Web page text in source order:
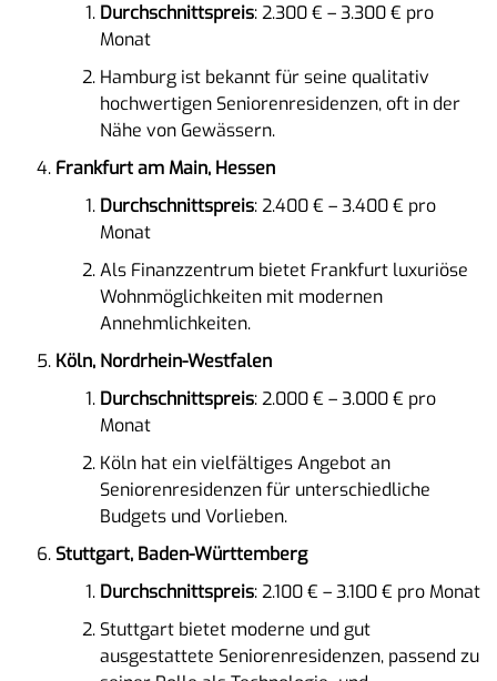
Durchschnittspreis: 2.300 € – 3.300 € pro
Monat
Hamburg ist bekannt für seine qualitativ
hochwertigen Seniorenresidenzen, oft in der
Nähe von Gewässern.
Frankfurt am Main, Hessen
Durchschnittspreis: 2.400 € – 3.400 € pro
Monat
Als Finanzzentrum bietet Frankfurt luxuriöse
Wohnmöglichkeiten mit modernen
Annehmlichkeiten.
Köln, Nordrhein-Westfalen
Durchschnittspreis: 2.000 € – 3.000 € pro
Monat
Köln hat ein vielfältiges Angebot an
Seniorenresidenzen für unterschiedliche
Budgets und Vorlieben.
Stuttgart, Baden-Württemberg
Durchschnittspreis: 2.100 € – 3.100 € pro Monat
Stuttgart bietet moderne und gut
ausgestattete Seniorenresidenzen, passend zu